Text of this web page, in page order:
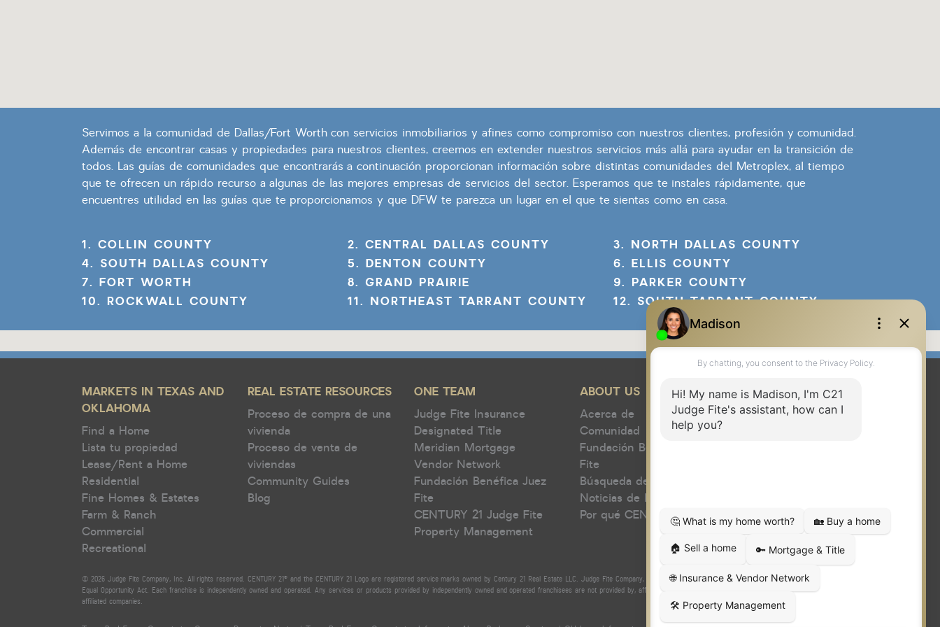
Servimos a la comunidad de Dallas/Fort Worth con servicios inmobiliarios y afines como compromiso con nuestros clientes, profesión y comunidad.
Además de encontrar casas y propiedades para nuestros clientes, creemos en extender nuestros servicios más allá para ayudar en la transición de
todos. Las guías de comunidades que encontrarás a continuación proporcionan información sobre distintas comunidades del Metroplex, al tiempo
que te ofrecen un rápido recurso a algunas de las mejores empresas de servicios del sector. Esperamos que te instales rápidamente, que
encuentres utilidad en las guías que te proporcionamos y que DFW te parezca un lugar en el que te sientas como en casa.
1. COLLIN COUNTY 2. CENTRAL DALLAS COUNTY
3. NORTH DALLAS COUNTY
4. SOUTH DALLAS COUNTY
5. DENTON COUNTY
6. ELLIS COUNTY
7. FORT WORTH
8. GRAND PRAIRIE
9. PARKER COUNTY
10. ROCKWALL COUNTY
11. NORTHEAST TARRANT COUNTY 12. SOUTH TARRANT COUNTY
MARKETS IN TEXAS AND
OKLAHOMA
Find a Home
Lista tu propiedad
Lease/Rent a Home
Residential
Fine Homes & Estates
Farm & Ranch
Commercial
Recreational
REAL ESTATE RESOURCES
Proceso de compra de una
vivienda
Proceso de venta de
viviendas
Community Guides
Blog
ONE TEAM
Judge Fite Insurance
Designated Title
Meridian Mortgage
Vendor Network
Fundación Benéfica Juez
Fite
CENTURY 21 Judge Fite
Property Management
ABOUT US
Acerca de
Comunidad
Fundación Benéfica Juez
Fite
Búsqueda de agente
Noticias de la compañía
Por qué CENTURY 21
© 2026 Judge Fite Company, Inc. All rights reserved. CENTURY 21® and the CENTURY 21 Logo are registered service marks owned by Century 21 Real Estate LLC. Judge Fite Company, Inc. fully supports the principles of the Fair Housing Act and the
Equal Opportunity Act. Each franchise is independently owned and operated. Any services or products provided by independently owned and operated franchisees are not provided by, affiliated with or related to Century 21 Real Estate LLC nor any of its
affiliated companies.